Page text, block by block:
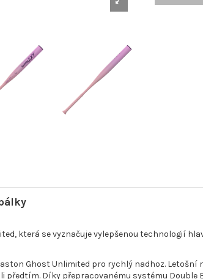
která se vyznačuje vylepšenou technologií
Ghost Unlimited pro rychlý nadhoz. Letošní
Díky přepracovanému systému